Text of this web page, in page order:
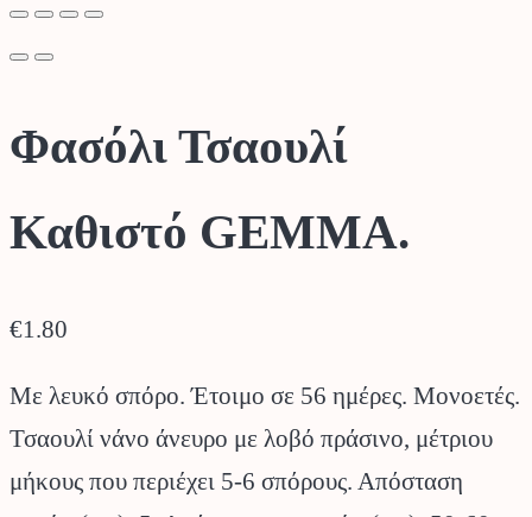
Φασόλι Τσαουλί
Καθιστό GEMMA.
€1.80
Με λευκό σπόρο. Έτοιμο σε 56 ημέρες. Μονοετές.
Τσαουλί νάνο άνευρο με λοβό πράσινο, μέτριου
μήκους που περιέχει 5-6 σπόρους. Απόσταση